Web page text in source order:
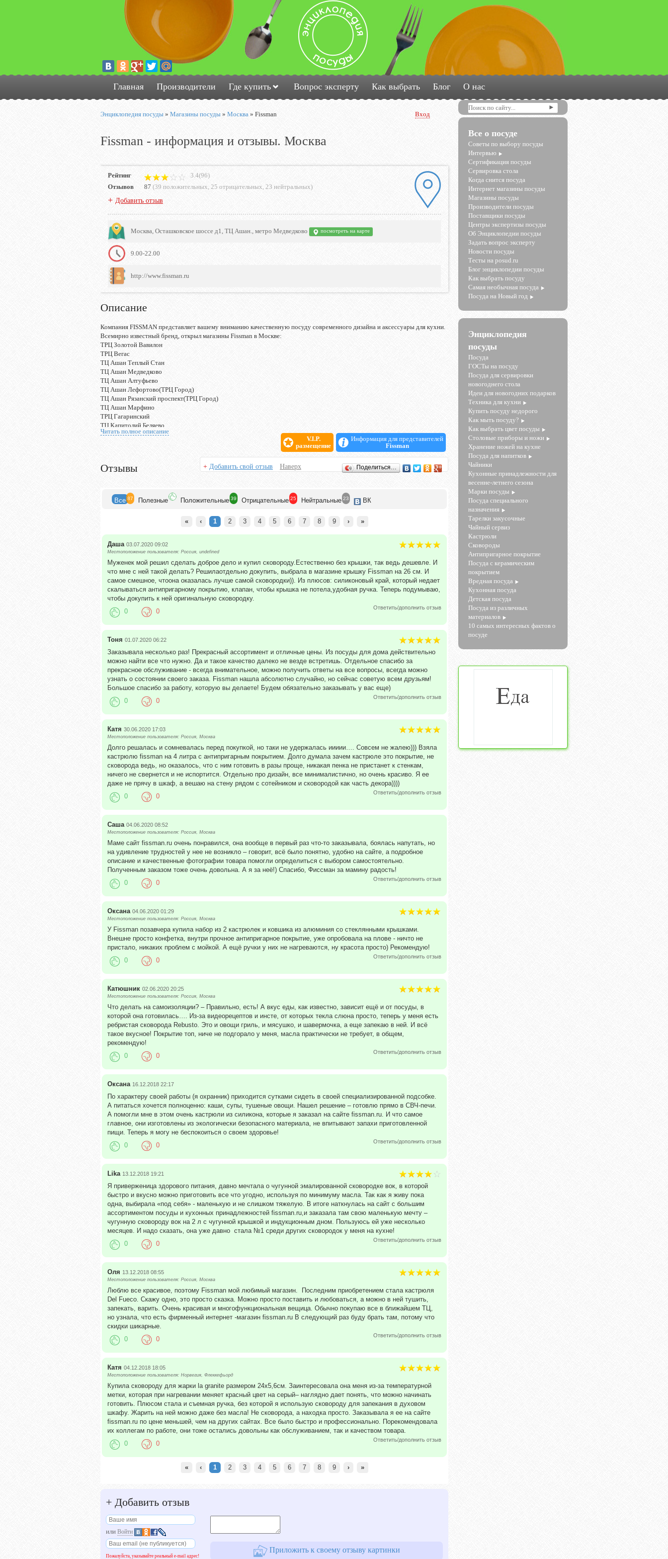
Главная Производители Где купить Вопрос эксперту Как выбрать Блог О нас
Энциклопедия посуды » Магазины посуды » Москва » Fissman Вход
Fissman - информация и отзывы. Москва
Рейтинг
3.4(96)
Отзывов
87 (39 положительных 25 отрицательных 23 нейтральных)
+ Добавить отзыв
Москва, Осташковское шоссе д1, ТЦ Ашан., метро Медведково посмотреть на карте
9.00-22.00
http://www.fissman.ru
Описание
Компания FISSMAN представляет вашему вниманию качественную посуду современного дизайна и аксессуары для кухни.
Всемирно известный бренд, открыл магазины Fissman в Москве:
ТРЦ Золотой Вавилон
ТРЦ Вегас
ТЦ Ашан Теплый Стан
ТЦ Ашан Медведково
ТЦ Ашан Алтуфьево
ТЦ Ашан Лефортово(ТРЦ Город)
ТЦ Ашан Рязанский проспект(ТРЦ Город)
ТЦ Ашан Марфино
ТРЦ Гагаринский
ТЦ Капитолий Беляево
ТПУ Планерная
Читать полное описание
V.I.P.
размещение
Информация для представителей
Fissman
Отзывы + Добавить свой отзыв Наверх Поделиться…
Все 87 Полезные Положительные 39 Отрицательные 25 Нейтральные 23 ВК
« ‹ 1 2 3 4 5 6 7 8 9 › »
Даша 03.07.2020 09:02
Местоположение пользователя: Россия, undefined
Муженек мой решил сделать доброе дело и купил сковороду.Естественно без крышки, так ведь дешевле. И
что мне с ней такой делать? Решилаотдельно докупить, выбрала в магазине крышку Fissman на 26 см. И
самое смешное, чтоона оказалась лучше самой сковородки)). Из плюсов: силиконовый край, который недает
скалываться антипригарному покрытию, клапан, чтобы крышка не потела,удобная ручка. Теперь подумываю,
чтобы докупить к ней оригинальную сковородку.
Ответить/дополнить отзыв
0 0
Тоня 01.07.2020 06:22
Заказывала несколько раз! Прекрасный ассортимент и отличные цены. Из посуды для дома действительно
можно найти все что нужно. Да и такое качество далеко не везде встретишь. Отдельное спасибо за
прекрасное обслуживание - всегда внимательное, можно получить ответы на все вопросы, всегда можно
узнать о состоянии своего заказа. Fissman нашла абсолютно случайно, но сейчас советую всем друзьям!
Большое спасибо за работу, которую вы делаете! Будем обязательно заказывать у вас еще)
Ответить/дополнить отзыв
0 0
Катя 30.06.2020 17:03
Местоположение пользователя: Россия, Москва
Долго решалась и сомневалась перед покупкой, но таки не удержалась иииии…. Совсем не жалею))) Взяла
кастрюлю fissman на 4 литра с антипригарным покрытием. Долго думала зачем кастрюле это покрытие, не
сковорода ведь, но оказалось, что с ним готовить в разы проще, никакая пенка не пристанет к стенкам,
ничего не свернется и не испортится. Отдельно про дизайн, все минималистично, но очень красиво. Я ее
даже не прячу в шкаф, а вешаю на стену рядом с сотейником и сковородой как часть декора))))
Ответить/дополнить отзыв
0 0
Саша 04.06.2020 08:52
Местоположение пользователя: Россия, Москва
Маме сайт fissman.ru очень понравился, она вообще в первый раз что-то заказывала, боялась напутать, но
на удивление трудностей у нее не возникло – говорит, всё было понятно, удобно на сайте, а подробное
описание и качественные фотографии товара помогли определиться с выбором самостоятельно.
Полученным заказом тоже очень довольна. А я за неё!) Спасибо, Фиссман за мамину радость!
Ответить/дополнить отзыв
0 0
Оксана 04.06.2020 01:29
Местоположение пользователя: Россия, Москва
У Fissman позавчера купила набор из 2 кастрюлек и ковшика из алюминия со стеклянными крышками.
Внешне просто конфетка, внутри прочное антипригарное покрытие, уже опробовала на плове - ничто не
пристало, никаких проблем с мойкой. А ещё ручки у них не нагреваются, ну красота просто) Рекомендую!
Ответить/дополнить отзыв
0 0
Катюшник 02.06.2020 20:25
Местоположение пользователя: Россия, Москва
Что делать на самоизоляции? – Правильно, есть! А вкус еды, как известно, зависит ещё и от посуды, в
которой она готовилась…. Из-за видеорецептов и инсте, от которых текла слюна просто, теперь у меня есть
ребристая сковорода Rebusto. Это и овощи гриль, и мясушко, и шавермочка, а еще запекаю в ней. И всё
такое вкусное! Покрытие топ, ниче не подгорало у меня, масла практически не требует, в общем,
рекомендую!
Ответить/дополнить отзыв
0 0
Оксана 16.12.2018 22:17
По характеру своей работы (я охранник) приходится сутками сидеть в своей специализированной подсобке.
А питаться хочется полноценно: каши, супы, тушеные овощи. Нашел решение – готовлю прямо в СВЧ-печи.
А помогли мне в этом очень кастрюли из силикона, которые я заказал на сайте fissman.ru. И что самое
главное, они изготовлены из экологически безопасного материала, не впитывают запахи приготовленной
пищи. Теперь я могу не беспокоиться о своем здоровье!
Ответить/дополнить отзыв
0 0
Lika 13.12.2018 19:21
Я приверженица здорового питания, давно мечтала о чугунной эмалированной сковородке вок, в которой
быстро и вкусно можно приготовить все что угодно, используя по минимуму масла. Так как я живу пока
одна, выбирала «под себя» - маленькую и не слишком тяжелую. В итоге наткнулась на сайт с большим
ассортиментом посуды и кухонных принадлежностей fissman.ru,и заказала там свою маленькую мечту –
чугунную сковороду вок на 2 л с чугунной крышкой и индукционным дном. Пользуюсь ей уже несколько
месяцев. И надо сказать, она уже давно стала №1 среди других сковородок у меня на кухне!
Ответить/дополнить отзыв
0 0
Оля 13.12.2018 08:55
Местоположение пользователя: Россия, Москва
Люблю все красивое, поэтому Fissman мой любимый магазин. Последним приобретением стала кастрюля
Del Fueco. Скажу одно, это просто сказка. Можно просто поставить и любоваться, а можно в ней тушить,
запекать, варить. Очень красивая и многофункциональная вещица. Обычно покупаю все в ближайшем ТЦ,
но узнала, что есть фирменный интернет -магазин fissman.ru В следующий раз буду брать там, потому что
скидки шикарные.
Ответить/дополнить отзыв
0 0
Катя 04.12.2018 18:05
Местоположение пользователя: Норвегия, Флеккефьорд
Купила сковороду для жарки la granite размером 24x5,6см. Заинтересовала она меня из-за температурной
метки, которая при нагревании меняет красный цвет на серый– наглядно дает понять, что можно начинать
готовить. Плюсом стала и съемная ручка, без которой я использую сковороду для запекания в духовом
шкафу. Жарить на ней можно даже без масла! Не сковорода, а находка просто. Заказывала я ее на сайте
fissman.ru по цене меньшей, чем на других сайтах. Все было быстро и профессионально. Порекомендовала
их коллегам по работе, они тоже остались довольны как обслуживанием, так и качеством товара.
Ответить/дополнить отзыв
0 0
« ‹ 1 2 3 4 5 6 7 8 9 › »
+ Добавить отзыв
или Войти
Пожалуйста, указывайте реальный e-mail адрес!
Приложить к своему отзыву картинки
Все о посуде
Советы по выбору посуды
Интервью
Сертификация посуды
Сервировка стола
Когда снится посуда
Интернет магазины посуды
Магазины посуды
Производители посуды
Поставщики посуды
Центры экспертизы посуды
Об Энциклопедии посуды
Задать вопрос эксперту
Новости посуды
Тесты на posud.ru
Блог энциклопедии посуды
Как выбрать посуду
Самая необычная посуда
Посуда на Новый год
Энциклопедия
посуды
Посуда
ГОСТы на посуду
Посуда для сервировки
новогоднего стола
Идеи для новогодних подарков
Техника для кухни
Купить посуду недорого
Как мыть посуду?
Как выбрать цвет посуды
Столовые приборы и ножи
Хранение ножей на кухне
Посуда для напитков
Чайники
Кухонные принадлежности для
весенне-летнего сезона
Марки посуды
Посуда специального
назначения
Тарелки закусочные
Чайный сервиз
Кастрюли
Сковороды
Антипригарное покрытие
Посуда с керамическим
покрытием
Вредная посуда
Кухонная посуда
Детская посуда
Посуда из различных
материалов
10 самых интересных фактов о
посуде